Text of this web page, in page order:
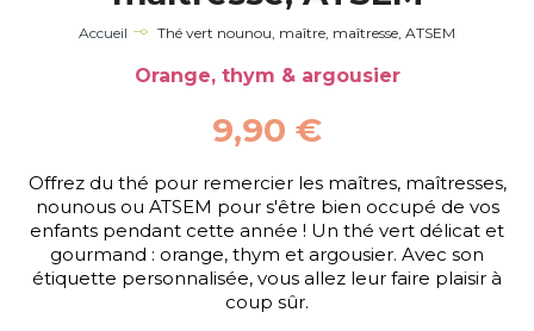
Accueil Thé vert nounou, maître, maîtresse, ATSEM
Orange, thym & argousier
9,90 €
Offrez du thé pour remercier les maîtres, maîtresses,
nounous ou ATSEM pour s'être bien occupé de vos
enfants pendant cette année ! Un thé vert délicat et
gourmand : orange, thym et argousier. Avec son
étiquette personnalisée, vous allez leur faire plaisir à
coup sûr.